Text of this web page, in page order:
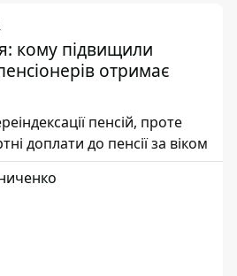
кому підвищили
отримає
пенсій, проте
доплати до пенсії за віком